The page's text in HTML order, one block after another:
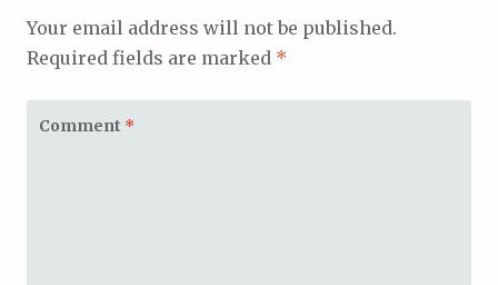
Your email address will not be published.
Required fields are marked *
Comment *